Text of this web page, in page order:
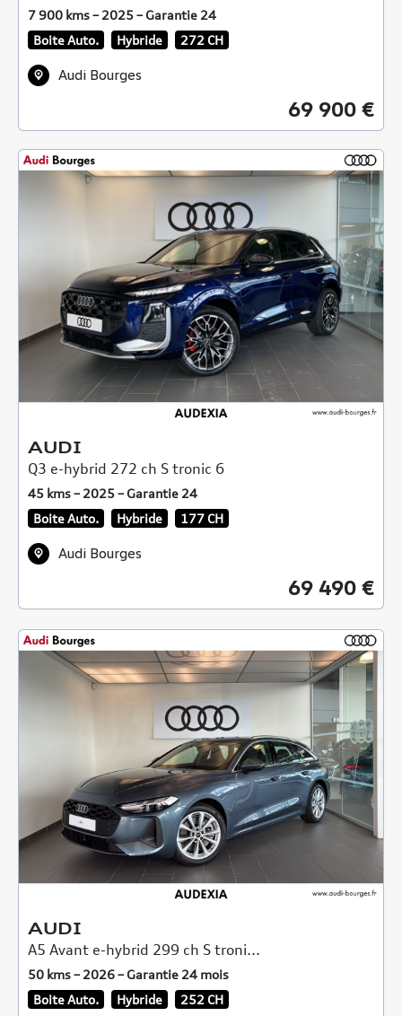
7 900 kms – 2025 – Garantie 24
Boite Auto.
Hybride 272 CH
Audi Bourges
69 900 €
AUDI
Q3 e-hybrid 272 ch S tronic 6
45 kms – 2025 – Garantie 24
Boite Auto.
Hybride 177 CH
Audi Bourges
69 490 €
AUDI
A5 Avant e-hybrid 299 ch S troni...
50 kms – 2026 – Garantie 24 mois
Boite Auto.
Hybride 252 CH